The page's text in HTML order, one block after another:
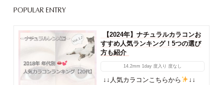
POPULAR ENTRY
【2024年】ナチュラルカラコンお
すすめ人気ランキング！5つの選び
方も紹介
14.2mm 1day 度入り 度なし
↓↓人気カラコンこちらから
↓↓